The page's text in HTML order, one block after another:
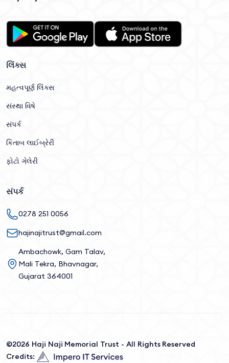
લિંક્સ
મહત્વપૂર્ણ લિંક્સ
સંસ્થા વિષે
સંપર્ક
કિતાબ લાઈબ્રેરી
ફોટો ગેલેરી
સંપર્ક
0278 251 0056
hajinajitrust@gmail.com
Ambachowk, Gam Talav,
Mali Tekra, Bhavnagar,
Gujarat 364001
©2026 Haji Naji Memorial Trust - All Rights Reserved
Credits: